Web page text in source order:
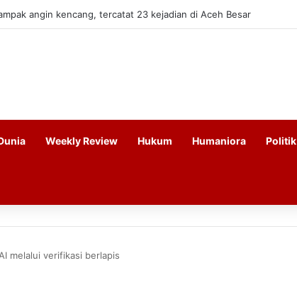
angin kencang, tercatat 23 kejadian di Aceh Besar
Weekly Review Hukum Humaniora Politik
melalui verifikasi berlapis